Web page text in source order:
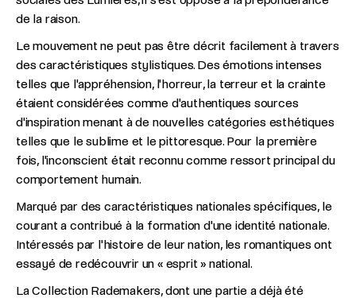
de la raison.
Le mouvement ne peut pas être décrit facilement à travers
des caractéristiques stylistiques. Des émotions intenses
telles que l'appréhension, l'horreur, la terreur et la crainte
étaient considérées comme d'authentiques sources
d'inspiration menant à de nouvelles catégories esthétiques
telles que le sublime et le pittoresque. Pour la première
fois, l'inconscient était reconnu comme ressort principal du
comportement humain.
Marqué par des caractéristiques nationales spécifiques, le
courant a contribué à la formation d'une identité nationale.
Intéressés par l'histoire de leur nation, les romantiques ont
essayé de redécouvrir un « esprit » national.
La Collection Rademakers, dont une partie a déjà été